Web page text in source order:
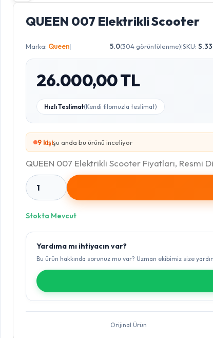
QUEEN 007 Elektrikli Scooter
Marka: Queen| 5.0(304 görüntülenme)|SKU:
26.000,00 TL
Hızlı Teslimat(Kendi filomuzla teslimat)
9 kişişu anda bu ürünü inceliyor
QUEEN 007 Elektrikli Scooter Fiyatları, Resmi
1
Stokta Mevcut
Yardıma mı ihtiyacın var?
Bu ürün hakkında sorunuz mu var? Uzman ekibimiz size
Orijinal Ürün